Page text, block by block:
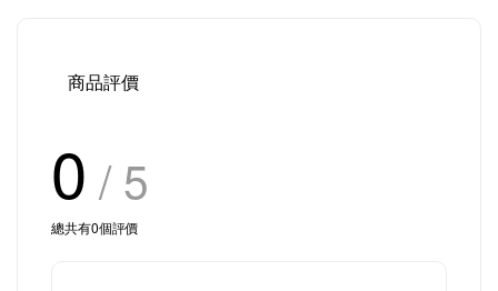
商品評價
0 / 5
總共有0個評價